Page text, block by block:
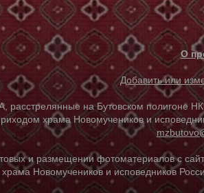
О
Добавить или
на Бутовском полигоне
храма Новомучеников и
и размещении фотоматериалов с
Новомучеников и исповедников